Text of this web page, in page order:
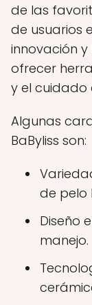
de las
de usuarios
innovación
ofrecer
y el cuidado
Algunas
BaByliss son:
de pelo
Diseño
manejo.